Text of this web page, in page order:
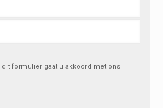
dit formulier gaat u akkoord met ons